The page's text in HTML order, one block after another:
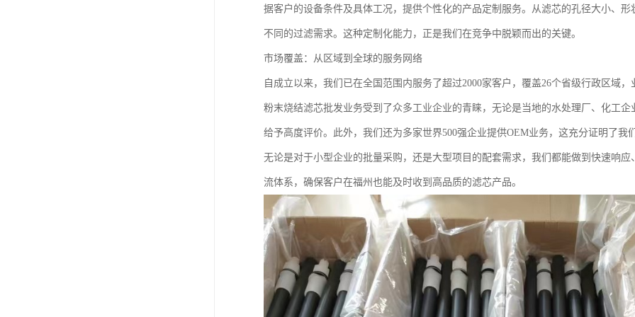
据客户的设备条件及具体工况，提供个性化的产品定制服务。从滤芯的孔径大小、
不同的过滤需求。这种定制化能力，正是我们在竞争中脱颖而出的关键。
市场覆盖：从区域到全球的服务网络
自成立以来，我们已在全国范围内服务了超过2000家客户，覆盖26个省级行政区域
粉末烧结滤芯批发业务受到了众多工业企业的青睐，无论是当地的水处理厂、化工
给予高度评价。此外，我们还为多家世界500强企业提供OEM业务，这充分证明了我
无论是对于小型企业的批量采购，还是大型项目的配套需求，我们都能做到快速响
流体系，确保客户在福州也能及时收到高品质的滤芯产品。